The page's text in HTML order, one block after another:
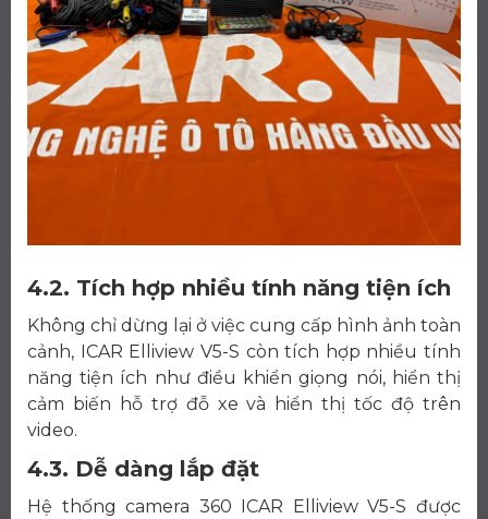
4.2. Tích hợp nhiều tính năng tiện ích
Không chỉ dừng lại ở việc cung cấp hình ảnh toàn
cảnh, ICAR Elliview V5-S còn tích hợp nhiều tính
năng tiện ích như điều khiển giọng nói, hiển thị
cảm biến hỗ trợ đỗ xe và hiển thị tốc độ trên
video.
4.3. Dễ dàng lắp đặt
Hệ thống camera 360 ICAR Elliview V5-S được